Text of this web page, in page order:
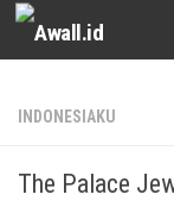
Skip to content
INDONESIAKU
The Palace